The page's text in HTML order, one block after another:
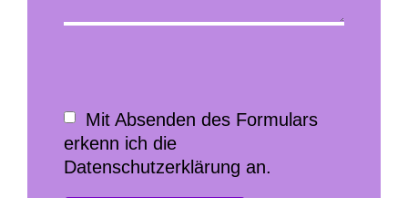
Mit Absenden des Formulars
erkenn ich die
Datenschutzerklärung an.